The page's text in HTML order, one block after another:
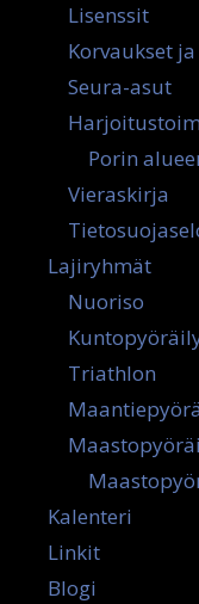
Lisenssit
Korvaukset
Seura-asut
Porin
Vieraskirja
Lajiryhmät
Nuoriso
Triathlon
Kalenteri
Linkit
Blogi